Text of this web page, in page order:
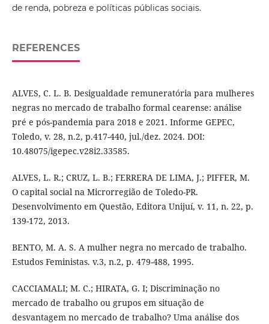
de renda, pobreza e políticas públicas sociais.
REFERENCES
ALVES, C. L. B. Desigualdade remuneratória para mulheres
negras no mercado de trabalho formal cearense: análise
pré e pós-pandemia para 2018 e 2021. Informe GEPEC,
Toledo, v. 28, n.2, p.417-440, jul./dez. 2024. DOI:
10.48075/igepec.v28i2.33585.
ALVES, L. R.; CRUZ, L. B.; FERRERA DE LIMA, J.; PIFFER, M.
O capital social na Microrregião de Toledo-PR.
Desenvolvimento em Questão, Editora Unijuí, v. 11, n. 22, p.
139-172, 2013.
BENTO, M. A. S. A mulher negra no mercado de trabalho.
Estudos Feministas. v.3, n.2, p. 479-488, 1995.
CACCIAMALI; M. C.; HIRATA, G. I; Discriminação no
mercado de trabalho ou grupos em situação de
desvantagem no mercado de trabalho? Uma análise dos